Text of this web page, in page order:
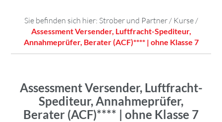
Sie befinden sich hier: Strober und Partner/ Kurse/
Assessment Versender, Luftfracht-Spediteur,
Annahmeprüfer, Berater (ACF)**** | ohne Klasse 7
Assessment Versender, Luftfracht-
Spediteur, Annahmeprüfer,
Berater (ACF)**** | ohne Klasse 7